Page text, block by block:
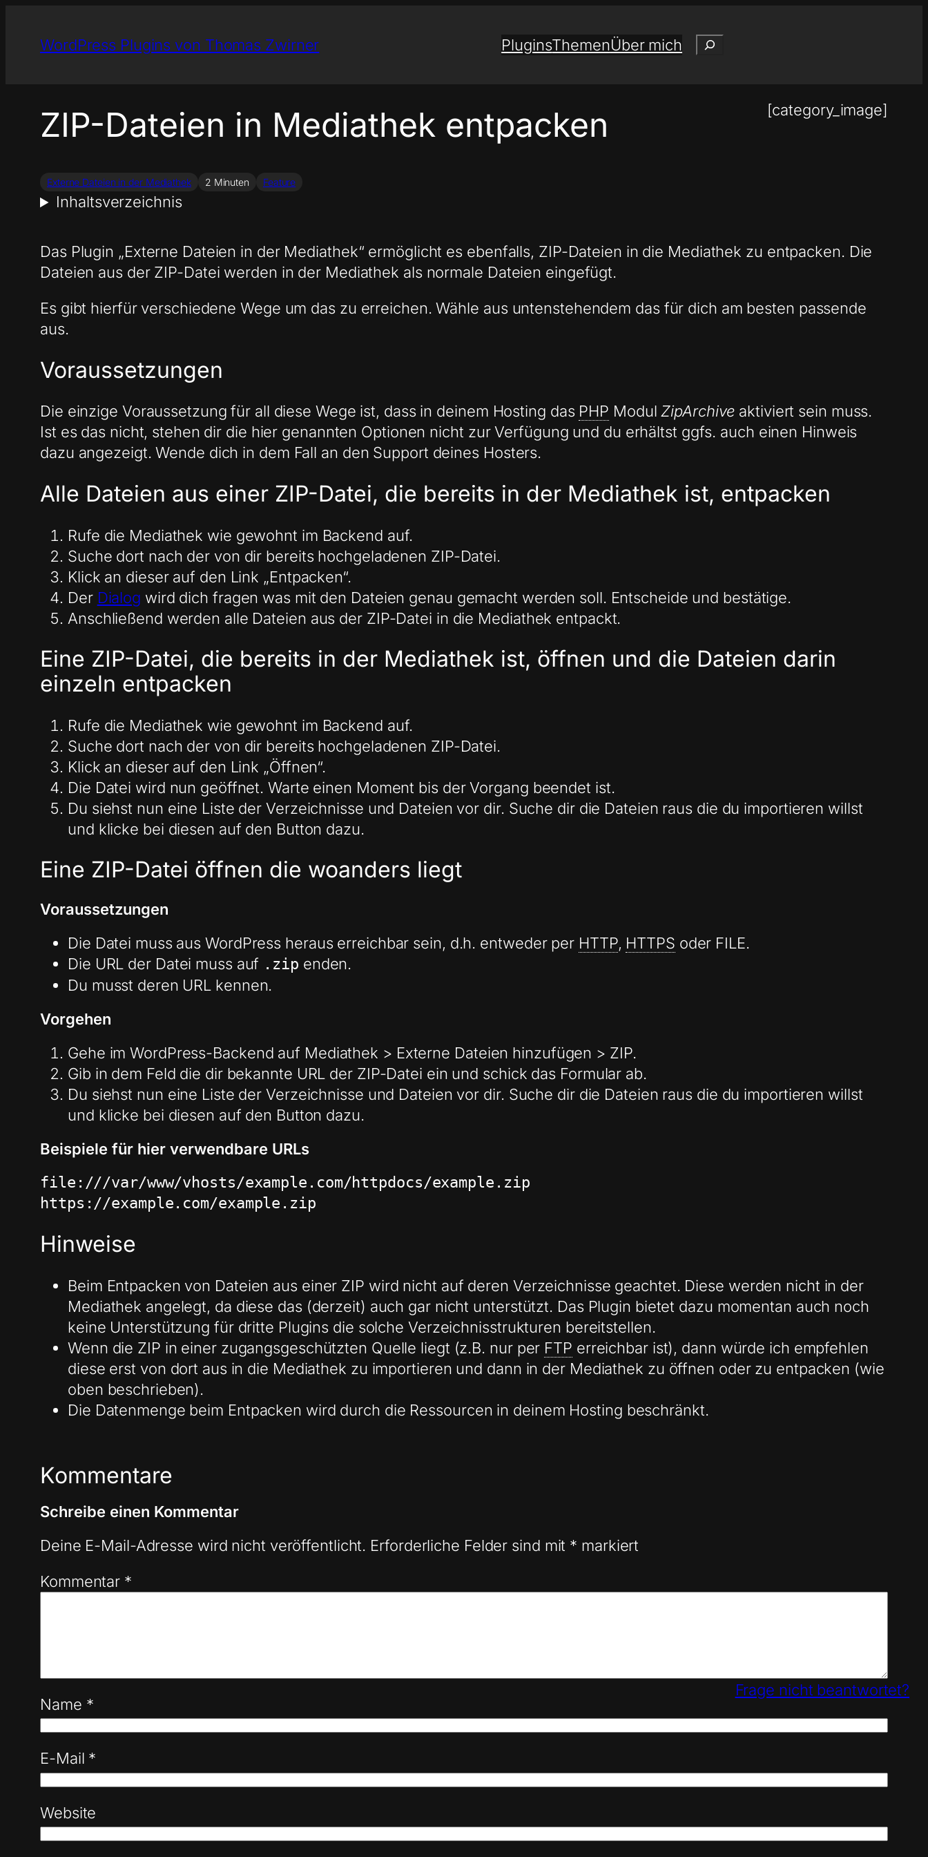
Inhalt
springen
WordPress Plugins von Thomas Zwirner PluginsThemenÜber mich Suchen
ZIP-Dateien in Mediathek entpacken
Externe Dateien in der Mediathek 2 Minuten Feature
[category_image]
Inhaltsverzeichnis
Das Plugin „Externe Dateien in der Mediathek“ ermöglicht es ebenfalls, ZIP-Dateien in die Mediathek zu entpacken. Die
Dateien aus der ZIP-Datei werden in der Mediathek als normale Dateien eingefügt.
Es gibt hierfür verschiedene Wege um das zu erreichen. Wähle aus untenstehendem das für dich am besten passende
aus.
Voraussetzungen
Die einzige Voraussetzung für all diese Wege ist, dass in deinem Hosting das PHP ModulZipArchive aktiviert sein muss.
Ist es das nicht, stehen dir die hier genannten Optionen nicht zur Verfügung und du erhältst ggfs. auch einen Hinweis
dazu angezeigt. Wende dich in dem Fall an den Support deines Hosters.
Alle Dateien aus einer ZIP-Datei, die bereits in der Mediathek ist, entpacken
Rufe die Mediathek wie gewohnt im Backend auf.
Suche dort nach der von dir bereits hochgeladenen ZIP-Datei.
Klick an dieser auf den Link „Entpacken“.
Der Dialog wird dich fragen was mit den Dateien genau gemacht werden soll. Entscheide und bestätige.
Anschließend werden alle Dateien aus der ZIP-Datei in die Mediathek entpackt.
Eine ZIP-Datei, die bereits in der Mediathek ist, öffnen und die Dateien darin
einzeln entpacken
Rufe die Mediathek wie gewohnt im Backend auf.
Suche dort nach der von dir bereits hochgeladenen ZIP-Datei.
Klick an dieser auf den Link „Öffnen“.
Die Datei wird nun geöffnet. Warte einen Moment bis der Vorgang beendet ist.
Du siehst nun eine Liste der Verzeichnisse und Dateien vor dir. Suche dir die Dateien raus die du importieren willst
und klicke bei diesen auf den Button dazu.
Eine ZIP-Datei öffnen die woanders liegt
Voraussetzungen
Die Datei muss aus WordPress heraus erreichbar sein, d.h. entweder per HTTP, HTTPS oder FILE.
Die URL der Datei muss auf .zip enden.
Du musst deren URL kennen.
Vorgehen
Gehe im WordPress-Backend auf Mediathek > Externe Dateien hinzufügen > ZIP.
Gib in dem Feld die dir bekannte URL der ZIP-Datei ein und schick das Formular ab.
Du siehst nun eine Liste der Verzeichnisse und Dateien vor dir. Suche dir die Dateien raus die du importieren willst
und klicke bei diesen auf den Button dazu.
Beispiele für hier verwendbare URLs
file:///var/www/vhosts/example.com/httpdocs/example.zip
https://example.com/example.zip
Hinweise
Beim Entpacken von Dateien aus einer ZIP wird nicht auf deren Verzeichnisse geachtet. Diese werden nicht in der
Mediathek angelegt, da diese das (derzeit) auch gar nicht unterstützt. Das Plugin bietet dazu momentan auch noch
keine Unterstützung für dritte Plugins die solche Verzeichnisstrukturen bereitstellen.
Wenn die ZIP in einer zugangsgeschützten Quelle liegt (z.B. nur per FTP erreichbar ist), dann würde ich empfehlen
diese erst von dort aus in die Mediathek zu importieren und dann in der Mediathek zu öffnen oder zu entpacken (wie
oben beschrieben).
Die Datenmenge beim Entpacken wird durch die Ressourcen in deinem Hosting beschränkt.
Kommentare
Schreibe einen Kommentar
Deine E-Mail-Adresse wird nicht veröffentlicht. Erforderliche Felder sind mit * markiert
Kommentar *
Name *
E-Mail *
Website
Frage nicht beantwortet?